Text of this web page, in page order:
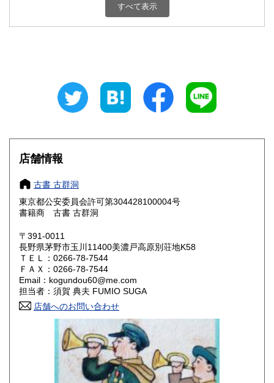
600円 富山県
静岡県
600円 三重県
滋賀県 600円 京都府 600円
大阪府
奈良県
鳥取県
岡山県 600円 広島県
山口県 600円
香川県
600円 福岡県
600円 長崎県
600円 大分県
すべて表示
店舗情報
古書 古群洞
東京都公安委員会許可第304428100004号
書籍商 古書 古群洞
〒391-0011
長野県茅野市玉川11400美濃戸高原別荘地K58
ＴＥＬ：0266-78-7544
ＦＡＸ：0266-78-7544
Email：kogundou60@me.com
担当者：須賀 典夫 FUMIO SUGA
店舗へのお問い合わせ